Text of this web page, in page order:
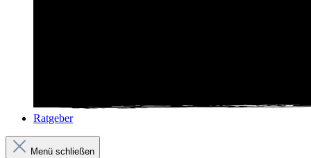
Ratgeber
Menü schließen